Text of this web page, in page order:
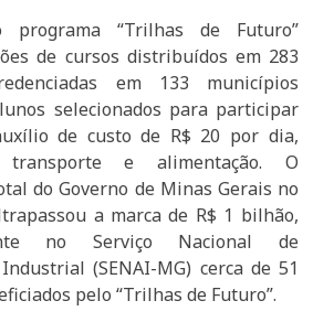
programa “Trilhas de Futuro”
de cursos distribuídos em 283
em 133 municípios
selecionados para participar
de custo de R$ 20 por dia,
e alimentação. O
do Governo de Minas Gerais no
a marca de R$ 1 bilhão,
no Serviço Nacional de
(SENAI-MG) cerca de 51
pelo “Trilhas de Futuro”.